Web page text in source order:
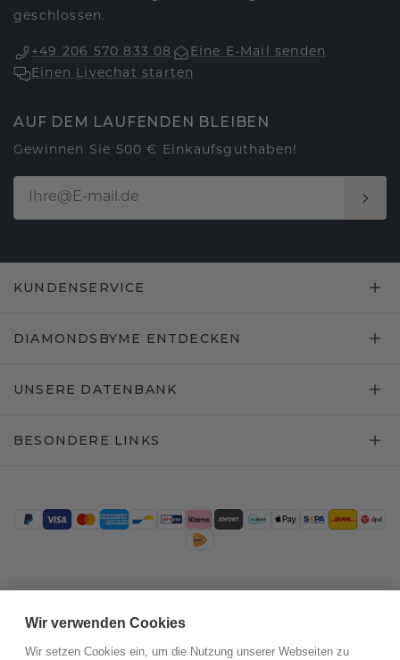
geschlossen.
+49 206 570 833 08
Eine E-Mail senden
Einen Livechat starten
AUF DEM LAUFENDEN BLEIBEN
Gewinnen Sie 500 € Einkaufsguthaben!
KUNDENSERVICE
DIAMONDSBYME ENTDECKEN
UNSERE DATENBANK
BESONDERE LINKS
Wir verwenden Cookies
Wir setzen Cookies ein, um die Nutzung unserer Webseiten zu